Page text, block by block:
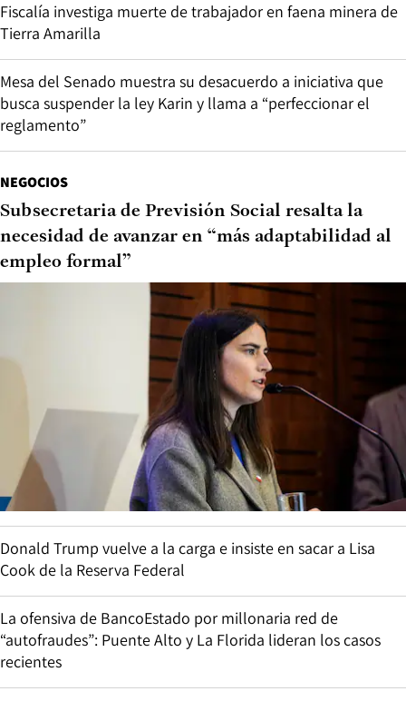
Fiscalía investiga muerte de trabajador en faena minera de
Tierra Amarilla
Mesa del Senado muestra su desacuerdo a iniciativa que
busca suspender la ley Karin y llama a “perfeccionar el
reglamento”
NEGOCIOS
Subsecretaria de Previsión Social resalta la
necesidad de avanzar en “más adaptabilidad al
empleo formal”
Donald Trump vuelve a la carga e insiste en sacar a Lisa
Cook de la Reserva Federal
La ofensiva de BancoEstado por millonaria red de
“autofraudes”: Puente Alto y La Florida lideran los casos
recientes